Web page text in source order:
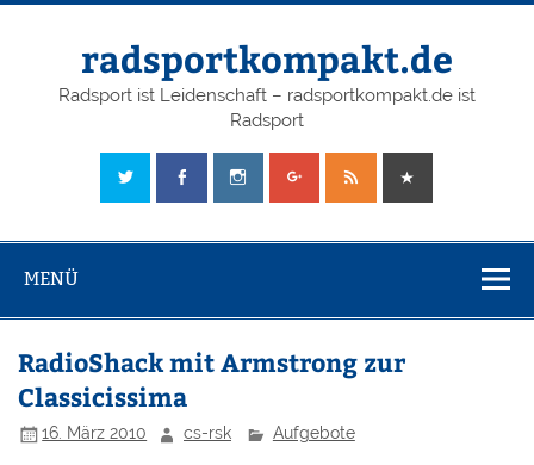
radsportkompakt.de
Radsport ist Leidenschaft – radsportkompakt.de ist
Radsport
MENÜ
RadioShack mit Armstrong zur
Classicissima
16. März 2010 cs-rsk Aufgebote